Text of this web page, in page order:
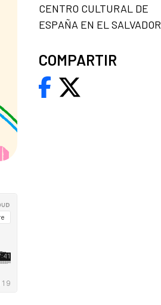
CENTRO CULTURAL DE
ESPAÑA EN EL SALVADOR
COMPARTIR